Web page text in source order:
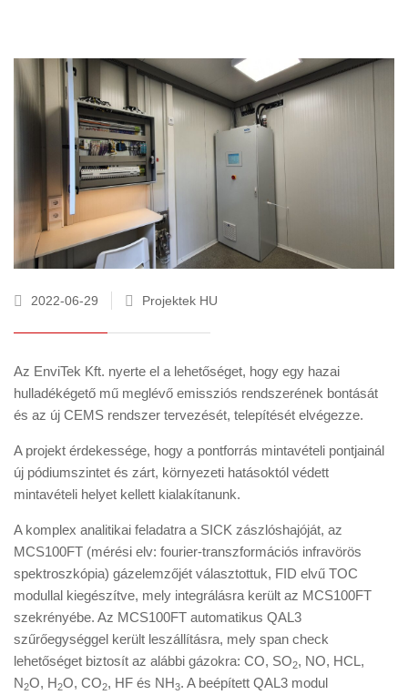
2022-06-29 Projektek HU
Az EnviTek Kft. nyerte el a lehetőséget, hogy egy hazai
hulladékégető mű meglévő emissziós rendszerének bontását
és az új CEMS rendszer tervezését, telepítését elvégezze.
A projekt érdekessége, hogy a pontforrás mintavételi pontjainál
új pódiumszintet és zárt, környezeti hatásoktól védett
mintavételi helyet kellett kialakítanunk.
A komplex analitikai feladatra a SICK zászlóshajóját, az
MCS100FT (mérési elv: fourier-transzformációs infravörös
spektroszkópia) gázelemzőjét választottuk, FID elvű TOC
modullal kiegészítve, mely integrálásra került az MCS100FT
szekrényébe. Az MCS100FT automatikus QAL3
szűrőegységgel került leszállításra, mely span check
lehetőséget biztosít az alábbi gázokra: CO, SO2, NO, HCL,
N2O, H2O, CO2, HF és NH3. A beépített QAL3 modul